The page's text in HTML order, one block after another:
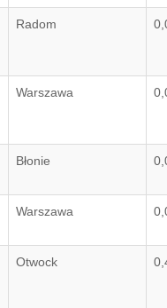
Radom
Warszawa
Błonie
Warszawa
Otwock